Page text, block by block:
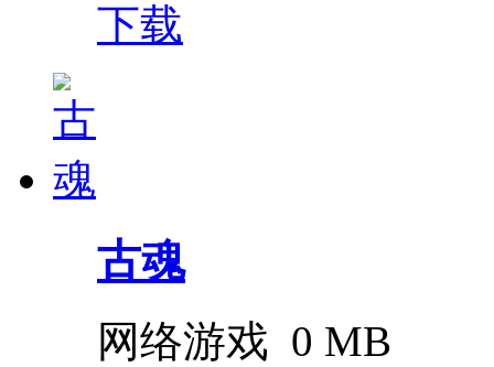
下载
古魂
网络游戏 0 MB